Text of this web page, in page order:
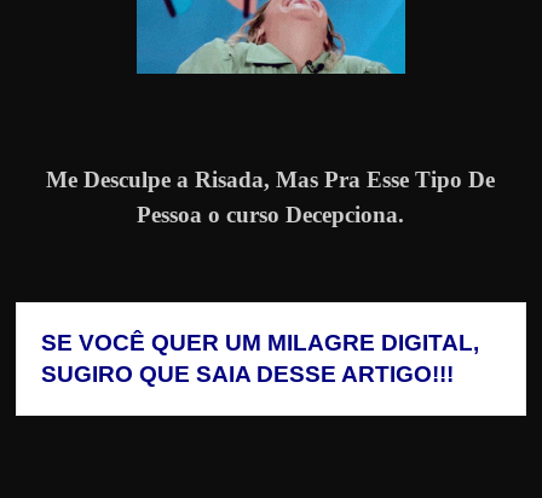
Me Desculpe a Risada, Mas Pra Esse Tipo De
Pessoa o curso Decepciona.
SE VOCÊ QUER UM MILAGRE DIGITAL,
SUGIRO QUE SAIA DESSE ARTIGO!!!